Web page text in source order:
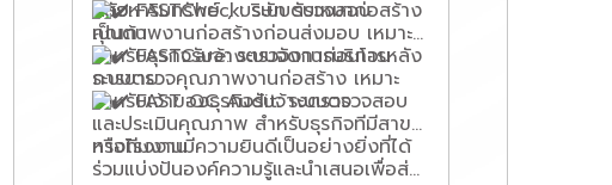
ด้วย:
อสังหาริมทรัพย์ , บริษัท รับเหมาก่อสร้าง
เป็นต้น
FASTCheck: ระบบตรวจสอบ
คุณภาพงานก่อสร้างก่อนส่งมอบ เหมาะ
สำหรับธุรกิจรับจ้างตรวจงานก่อนโอน
ระบบตรวจคุณภาพงานก่อสร้าง เหมาะ
สำหรับเจ้าของธุรกิจรับจ้างตรวจ
FASTCare: ระบบจัดการบริการหลัง
การขาย
FAST QC Audit: ระบบตรวจสอบ
และประเมินคุณภาพ สำหรับธุรกิจทีมีสาขา
หรือโรงงาน
ทางทีมงานมีความยินดีเป็นอย่างยิ่งที่ได้
ร่วมแบ่งปันองค์ความรู้และนำเสนอเพื่อส่ง